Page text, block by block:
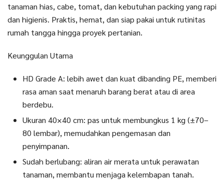
tanaman hias, cabe, tomat, dan kebutuhan packing yang rapi
dan higienis. Praktis, hemat, dan siap pakai untuk rutinitas
rumah tangga hingga proyek pertanian.
Keunggulan Utama
HD Grade A: lebih awet dan kuat dibanding PE, memberi
rasa aman saat menaruh barang berat atau di area
berdebu.
Ukuran 40×40 cm: pas untuk membungkus 1 kg (±70–
80 lembar), memudahkan pengemasan dan
penyimpanan.
Sudah berlubang: aliran air merata untuk perawatan
tanaman, membantu menjaga kelembapan tanah.